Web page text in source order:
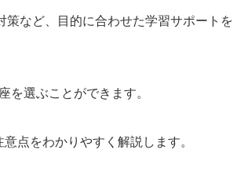
など、目的に合わせた学習サポートを
選ぶことができます。
点をわかりやすく解説します。